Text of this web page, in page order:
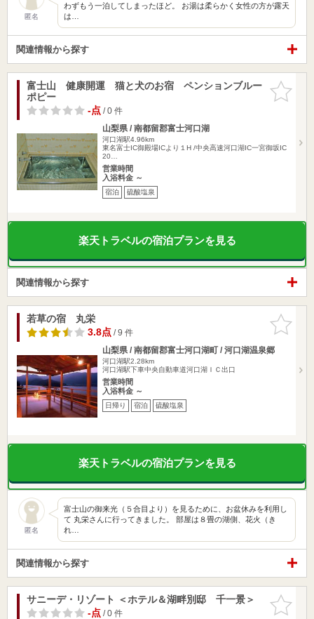
匿名
わずもう一泊してしまったほど。 お湯は柔らかく女性の方が露天
は…
関連情報から探す
お気に入
りに追加
富士山 健康開運 猫と犬のお宿 ペンションブルー
ポピー
-点/ 0 件
山梨県 / 南都留郡富士河口湖
河口湖駅4.96km
東名富士IC御殿場ICより１H /中央高速河口湖IC一宮御坂IC
20…
営業時間
入浴料金 ～
宿泊 硫酸塩泉
楽天トラベルの宿泊プランを見る
関連情報から探す
お気に入
りに追加
若草の宿 丸栄
3.8点/ 9 件
山梨県 / 南都留郡富士河口湖町 / 河口湖温泉郷
河口湖駅2.28km
河口湖駅下車中央自動車道河口湖ＩＣ出口
営業時間
入浴料金 ～
日帰り 宿泊 硫酸塩泉
楽天トラベルの宿泊プランを見る
匿名
富士山の御来光（５合目より）を見るために、お盆休みを利用し
て 丸栄さんに行ってきました。 部屋は８畳の湖側、花火（き
れ…
関連情報から探す
お気に入
りに追加
サニーデ・リゾート ＜ホテル＆湖畔別邸 千一景＞
-点/ 0 件